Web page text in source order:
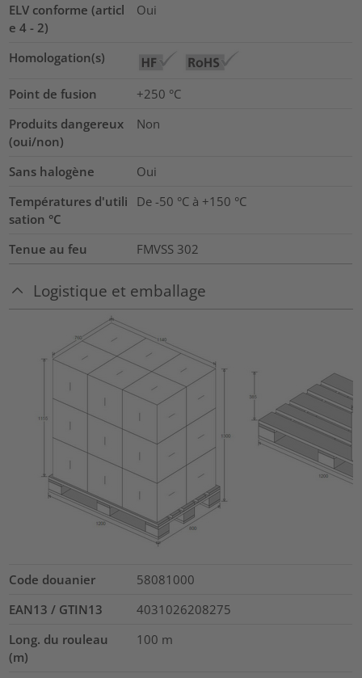
ELV conforme (articl
e 4 - 2)
Oui
Homologation(s)
Point de fusion
+250 °C
Produits dangereux
(oui/non)
Non
Sans halogène
Oui
Températures d'utili
sation °C
De -50 °C à +150 °C
Tenue au feu FMVSS 302
Logistique et emballage
Code douanier
58081000
EAN13 / GTIN13
4031026208275
Long. du rouleau
(m)
100 m